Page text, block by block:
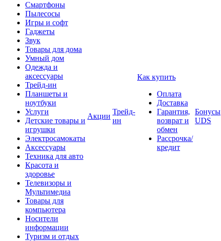
Смартфоны
Пылесосы
Игры и софт
Гаджеты
Звук
Товары для дома
Умный дом
Одежда и
аксессуары
Трейд-ин
Планшеты и
ноутбуки
Услуги
Детские товары и
игрушки
Электросамокаты
Аксессуары
Техника для авто
Красота и
здоровье
Телевизоры и
Мультимедиа
Товары для
компьютера
Носители
информации
Туризм и отдых
Акции
Трейд-
ин
Как купить
Оплата
Доставка
Гарантия,
возврат и
обмен
Рассрочка/
кредит
Бонусы
UDS